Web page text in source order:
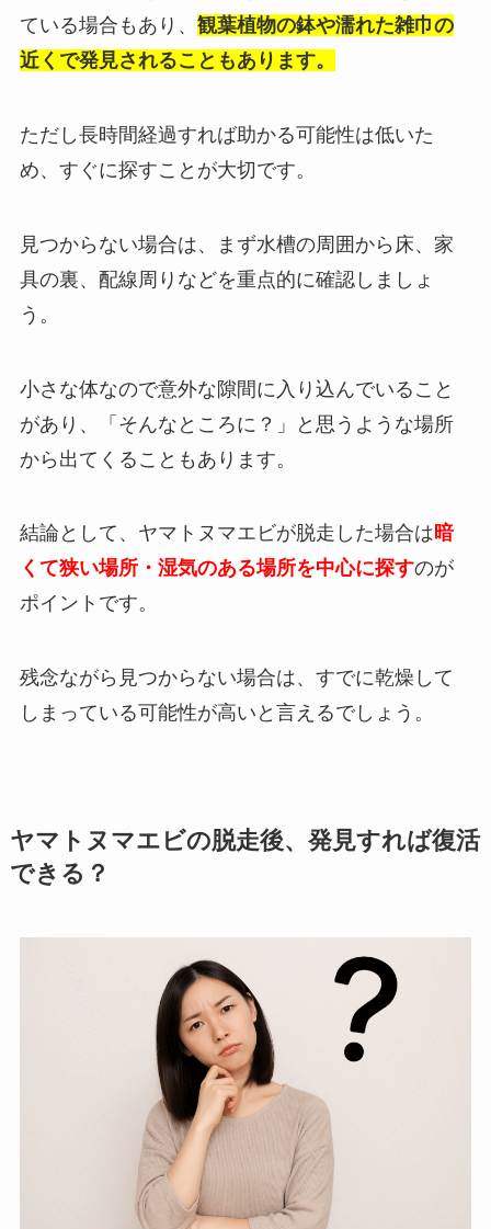
ている場合もあり、 観葉植物の鉢や濡れた雑巾の
近くで発見されることもあります。
ただし長時間経過すれば助かる可能性は低いた
め、すぐに探すことが大切です。
見つからない場合は、まず水槽の周囲から床、家
具の裏、配線周りなどを重点的に確認しましょ
う。
小さな体なので意外な隙間に入り込んでいること
があり、「そんなところに？」と思うような場所
から出てくることもあります。
結論として、ヤマトヌマエビが脱走した場合は暗
くて狭い場所・湿気のある場所を中心に探すのが
ポイントです。
残念ながら見つからない場合は、すでに乾燥して
しまっている可能性が高いと言えるでしょう。
ヤマトヌマエビの脱走後、発見すれば復活
できる？